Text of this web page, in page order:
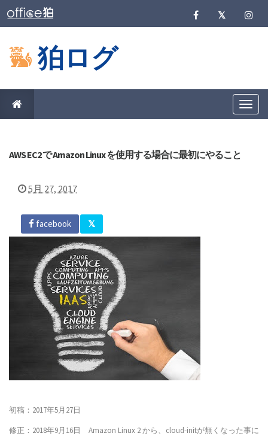
狛ログ
T
o
g
AWS EC2 で Amazon Linux を使用する場合に最初にやること
5月 27, 2017
facebook
初稿：2017年5月27日
修正：2018年9月16日 Amazon Linux 2 から、cloud-initが無くなった事に